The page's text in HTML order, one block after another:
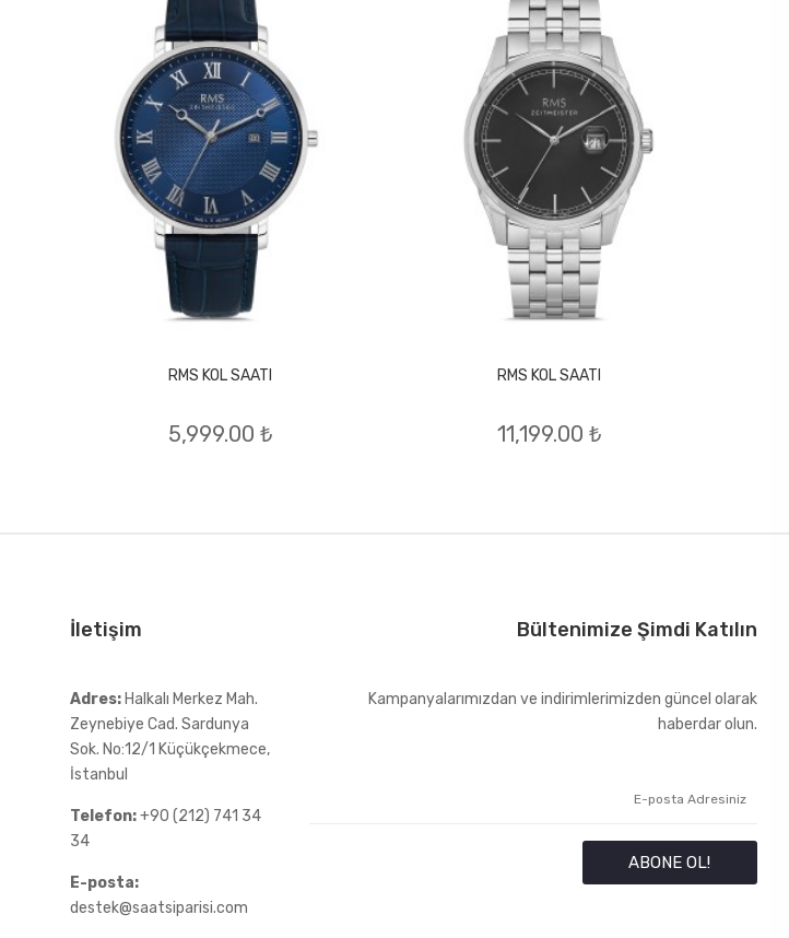
RMS KOL SAATI
5,999.00 ₺
RMS KOL SAATI
11,199.00 ₺
İletişim
Adres: Halkalı Merkez Mah.
Zeynebiye Cad. Sardunya
Sok. No:12/1 Küçükçekmece,
İstanbul
Telefon:+90 (212) 741 34
34
E-posta:
destek@saatsiparisi.com
Bültenimize Şimdi Katılın
Kampanyalarımızdan ve indirimlerimizden güncel olarak
haberdar olun.
ABONE OL!